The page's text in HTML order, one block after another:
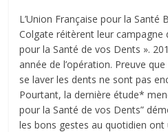
L’Union Française pour la Santé
Colgate réitèrent leur campagne
pour la Santé de vos Dents ».
année de l’opération. Preuve
se laver les dents ne sont pas
Pourtant, la dernière étude*
pour la Santé de vos Dents”
les bons gestes au quotidien